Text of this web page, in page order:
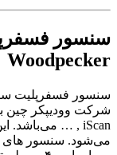
Woodpecker